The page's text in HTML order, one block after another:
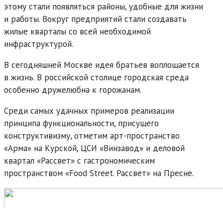
этому стали появляться районы, удобные для жизни
и работы. Вокруг предприятий стали создавать
жилые кварталы со всей необходимой
инфраструктурой.
В сегодняшней Москве идея братьев воплощается
в жизнь. В российской столице городская среда
особенно дружелюбна к горожанам.
Среди самых удачных примеров реализации
принципа функциональности, присущего
конструктивизму, отметим арт-пространство
«Арма» на Курской, ЦСИ «Винзавод» и деловой
квартал «Рассвет» с гастрономическим
пространством «Food Street. Рассвет» на Пресне.